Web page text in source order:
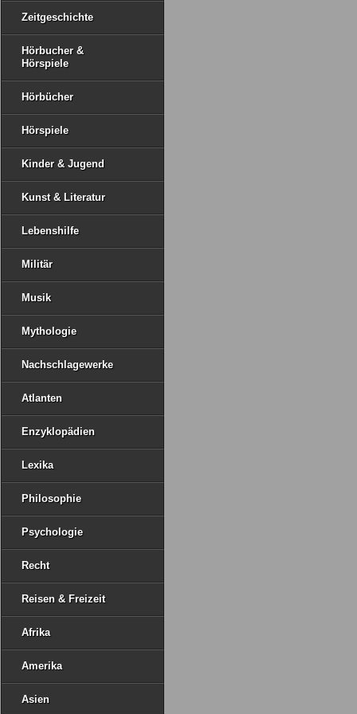
Zeitgeschichte
Hörbucher &
Hörspiele
Hörbücher
Hörspiele
Kinder & Jugend
Kunst & Literatur
Lebenshilfe
Militär
Musik
Mythologie
Nachschlagewerke
Atlanten
Enzyklopädien
Lexika
Philosophie
Psychologie
Recht
Reisen & Freizeit
Afrika
Amerika
Asien